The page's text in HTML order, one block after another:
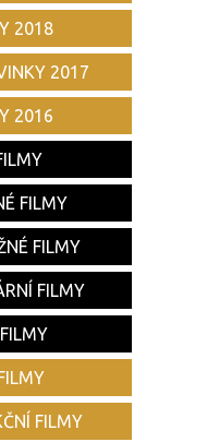
2018
2017
2016
FILMY
FILMY
FILMY
FILMY